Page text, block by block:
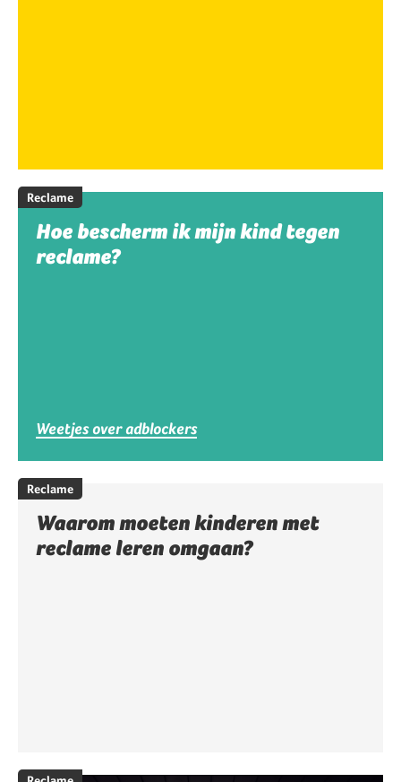
Reclame
Hoe bescherm ik mijn kind tegen
reclame?
Weetjes over adblockers
Reclame
Waarom moeten kinderen met
reclame leren omgaan?